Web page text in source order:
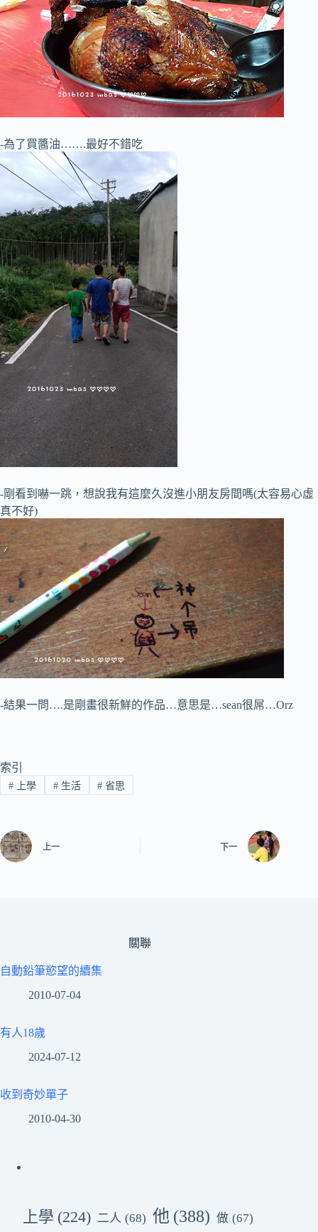
-為了買醬油…….最好不錯吃
-剛看到嚇一跳，想說我有這麼久沒進小朋友房間嗎(太容易心虛
真不好)
-結果一問….是剛畫很新鮮的作品…意思是…sean很屌…Orz
索引
#上學 #生活 # 省思
上一 下一
關聯
自動鉛筆慾望的續集
2010-07-04
有人18歲
2024-07-12
收到奇妙單子
2010-04-30
上學 (224) 二人 (68) 他 (388) 做 (67)